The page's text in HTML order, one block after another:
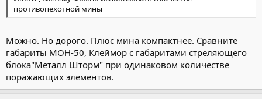
противопехотной мины
Можно. Но дорого. Плюс мина компактнее. Сравните
габариты МОН-50, Клеймор с габаритами стреляющего
блока"Металл Шторм" при одинаковом количестве
поражающих элементов.